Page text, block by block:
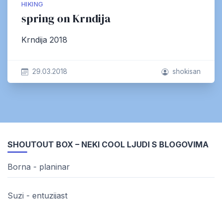
HIKING
spring on Krndija
Krndija 2018
29.03.2018 shokisan
SHOUTOUT BOX – NEKI COOL LJUDI S BLOGOVIMA
Borna - planinar
Suzi - entuzijast